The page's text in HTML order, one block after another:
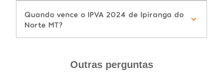
Quando vence o IPVA 2024 de Ipiranga do
Norte MT?
Outras perguntas